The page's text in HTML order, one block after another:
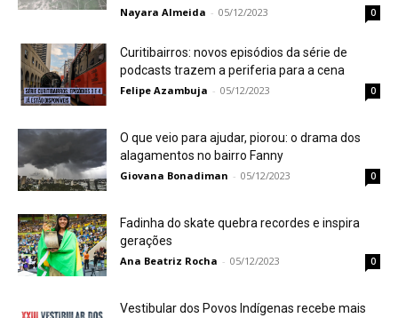
Nayara Almeida - 05/12/2023 0
Curitibairros: novos episódios da série de
podcasts trazem a periferia para a cena
Felipe Azambuja - 05/12/2023 0
O que veio para ajudar, piorou: o drama dos
alagamentos no bairro Fanny
Giovana Bonadiman - 05/12/2023 0
Fadinha do skate quebra recordes e inspira
gerações
Ana Beatriz Rocha - 05/12/2023 0
Vestibular dos Povos Indígenas recebe mais